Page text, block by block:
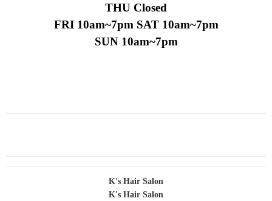
THU Closed
FRI 10am~7pm SAT 10am~7pm
SUN 10am~7pm
K's Hair Salon
K's Hair Salon